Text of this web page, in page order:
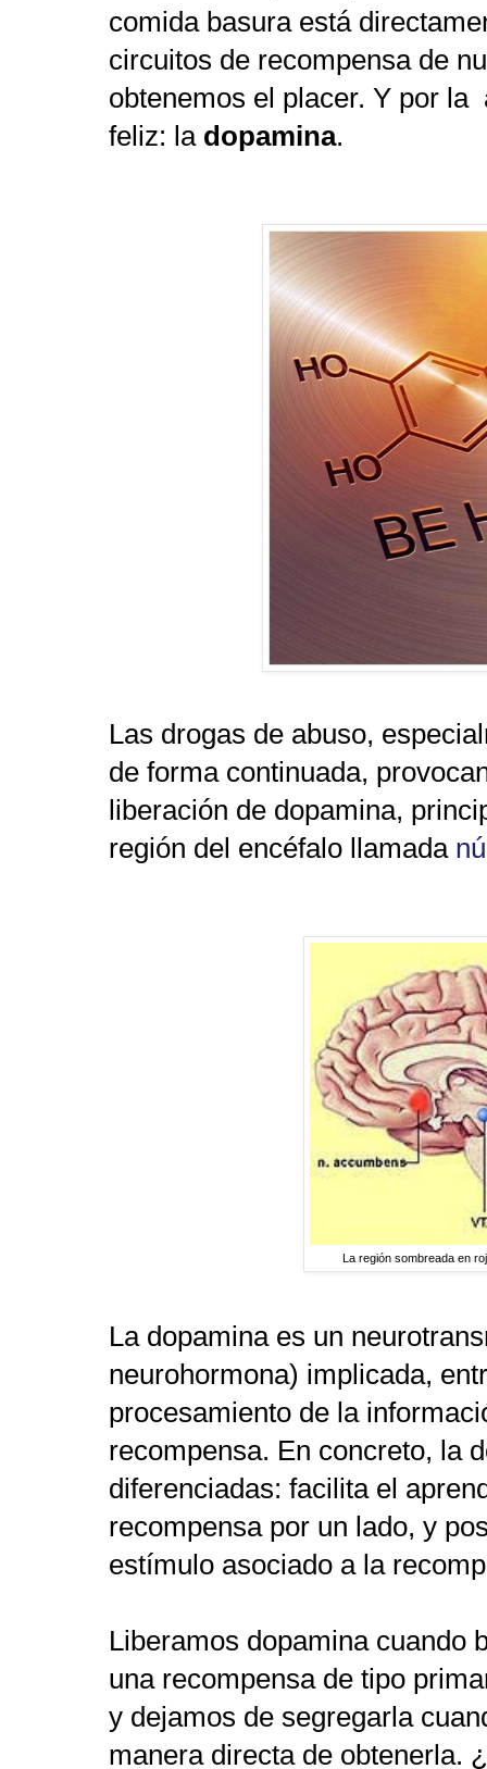
comida basura está
circuitos de recompensa de
obtenemos el placer. Y por
feliz: la dopamina.
Las drogas de abuso,
de forma continuada,
liberación de dopamina,
región del encéfalo llamada
La región sombreada en
La dopamina es un
neurohormona) implicada,
procesamiento de la
recompensa. En concreto, la
diferenciadas: facilita el
recompensa por un lado, y
estímulo asociado a la
Liberamos dopamina cuando
una recompensa de tipo
y dejamos de segregarla
manera directa de obtenerla.